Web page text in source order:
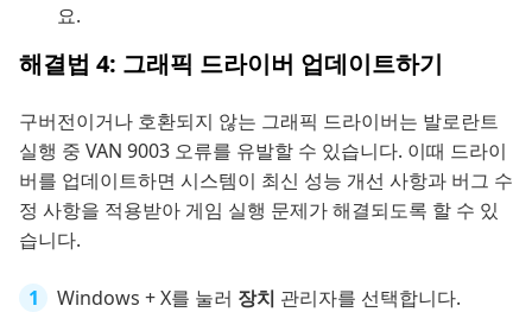
요.
해결법 4: 그래픽 드라이버 업데이트하기
구버전이거나 호환되지 않는 그래픽 드라이버는 발로란트
실행 중 VAN 9003 오류를 유발할 수 있습니다. 이때 드라이
버를 업데이트하면 시스템이 최신 성능 개선 사항과 버그 수
정 사항을 적용받아 게임 실행 문제가 해결되도록 할 수 있
습니다.
Windows + X를 눌러 장치 관리자를 선택합니다.